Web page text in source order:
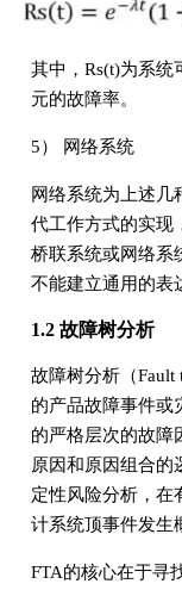
其中，Rs(t)为系统
元的故障率。
5） 网络系统
网络系统为上述几
代工作方式的实现
桥联系统或网络系
不能建立通用的表
1.2 故障树分析
故障树分析（Fault
的产品故障事件或
的严格层次的故障
原因和原因组合的
定性风险分析，在
计系统顶事件发生
FTA的核心在于寻